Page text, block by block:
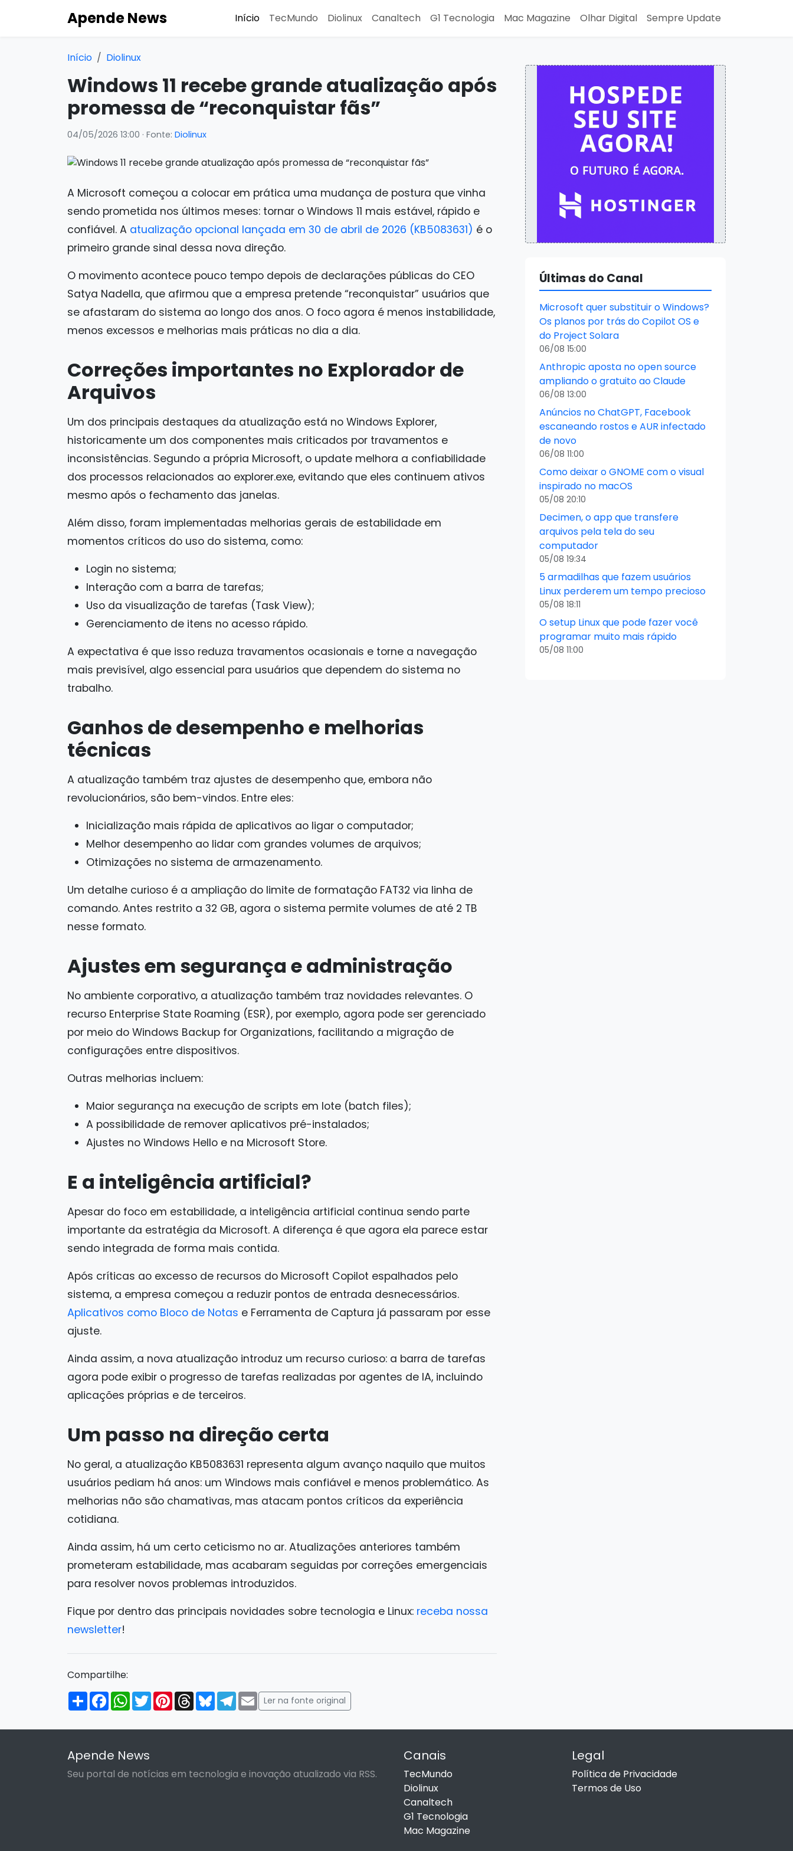
Apende News Início TecMundo Diolinux Canaltech G1 Tecnologia Mac Magazine Olhar Digital Sempre Update
Início Diolinux
Windows 11 recebe grande atualização após
promessa de “reconquistar fãs”
04/05/2026 13:00 · Fonte: Diolinux
A Microsoft começou a colocar em prática uma mudança de postura que vinha
sendo prometida nos últimos meses: tornar o Windows 11 mais estável, rápido e
confiável. A atualização opcional lançada em 30 de abril de 2026 (KB5083631) é o
primeiro grande sinal dessa nova direção.
O movimento acontece pouco tempo depois de declarações públicas do CEO
Satya Nadella, que afirmou que a empresa pretende “reconquistar” usuários que
se afastaram do sistema ao longo dos anos. O foco agora é menos instabilidade,
menos excessos e melhorias mais práticas no dia a dia.
Correções importantes no Explorador de
Arquivos
Um dos principais destaques da atualização está no Windows Explorer,
historicamente um dos componentes mais criticados por travamentos e
inconsistências. Segundo a própria Microsoft, o update melhora a confiabilidade
dos processos relacionados ao explorer.exe, evitando que eles continuem ativos
mesmo após o fechamento das janelas.
Além disso, foram implementadas melhorias gerais de estabilidade em
momentos críticos do uso do sistema, como:
Login no sistema;
Interação com a barra de tarefas;
Uso da visualização de tarefas (Task View);
Gerenciamento de itens no acesso rápido.
A expectativa é que isso reduza travamentos ocasionais e torne a navegação
mais previsível, algo essencial para usuários que dependem do sistema no
trabalho.
Ganhos de desempenho e melhorias
técnicas
A atualização também traz ajustes de desempenho que, embora não
revolucionários, são bem-vindos. Entre eles:
Inicialização mais rápida de aplicativos ao ligar o computador;
Melhor desempenho ao lidar com grandes volumes de arquivos;
Otimizações no sistema de armazenamento.
Um detalhe curioso é a ampliação do limite de formatação FAT32 via linha de
comando. Antes restrito a 32 GB, agora o sistema permite volumes de até 2 TB
nesse formato.
Ajustes em segurança e administração
No ambiente corporativo, a atualização também traz novidades relevantes. O
recurso Enterprise State Roaming (ESR), por exemplo, agora pode ser gerenciado
por meio do Windows Backup for Organizations, facilitando a migração de
configurações entre dispositivos.
Outras melhorias incluem:
Maior segurança na execução de scripts em lote (batch files);
A possibilidade de remover aplicativos pré-instalados;
Ajustes no Windows Hello e na Microsoft Store.
E a inteligência artificial?
Apesar do foco em estabilidade, a inteligência artificial continua sendo parte
importante da estratégia da Microsoft. A diferença é que agora ela parece estar
sendo integrada de forma mais contida.
Após críticas ao excesso de recursos do Microsoft Copilot espalhados pelo
sistema, a empresa começou a reduzir pontos de entrada desnecessários.
Aplicativos como Bloco de Notas e Ferramenta de Captura já passaram por esse
ajuste.
Ainda assim, a nova atualização introduz um recurso curioso: a barra de tarefas
agora pode exibir o progresso de tarefas realizadas por agentes de IA, incluindo
aplicações próprias e de terceiros.
Um passo na direção certa
No geral, a atualização KB5083631 representa algum avanço naquilo que muitos
usuários pediam há anos: um Windows mais confiável e menos problemático. As
melhorias não são chamativas, mas atacam pontos críticos da experiência
cotidiana.
Ainda assim, há um certo ceticismo no ar. Atualizações anteriores também
prometeram estabilidade, mas acabaram seguidas por correções emergenciais
para resolver novos problemas introduzidos.
Fique por dentro das principais novidades sobre tecnologia e Linux: receba nossa
newsletter!
Compartilhe:
Compartilhar
FacebookWhatsApp
TwitterPinterestThreadsBlueskyTelegram
Email
Ler na fonte original
Últimas do Canal
Microsoft quer substituir o Windows?
Os planos por trás do Copilot OS e
do Project Solara
06/08 15:00
Anthropic aposta no open source
ampliando o gratuito ao Claude
06/08 13:00
Anúncios no ChatGPT, Facebook
escaneando rostos e AUR infectado
de novo
06/08 11:00
Como deixar o GNOME com o visual
inspirado no macOS
05/08 20:10
Decimen, o app que transfere
arquivos pela tela do seu
computador
05/08 19:34
5 armadilhas que fazem usuários
Linux perderem um tempo precioso
05/08 18:11
O setup Linux que pode fazer você
programar muito mais rápido
05/08 11:00
Apende News
Seu portal de notícias em tecnologia e inovação atualizado via RSS.
Canais
TecMundo
Diolinux
Canaltech
G1 Tecnologia
Mac Magazine
Legal
Política de Privacidade
Termos de Uso